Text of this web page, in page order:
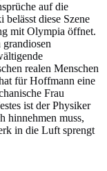
auf die
diese Szene
mit Olympia öffnet.
realen Menschen
für Hoffmann eine
Frau
ist der Physiker
hinnehmen muss,
in die Luft sprengt